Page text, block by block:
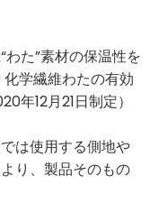
た”素材の保温性を
学繊維わたの有効
年12月21日制定）
は使用する側地や
り、製品そのもの